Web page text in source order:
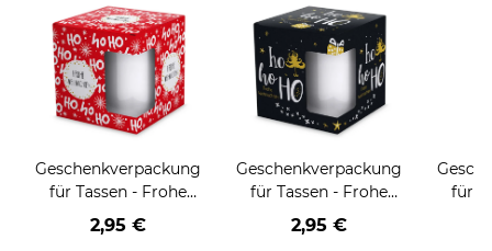
Geschenkverpackung
für Tassen - Frohe
Weihnachten - HO
HO HO - rot
2,95 €
Geschenkverpackung
für Tassen - Frohe
Weihnachten - HO
HO HO - schwarz
2,95 €
für